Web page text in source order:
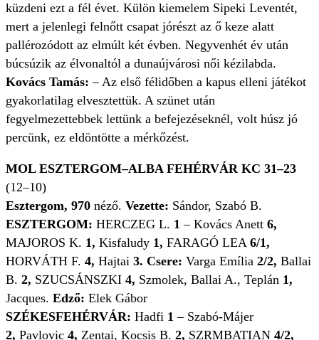
küzdeni ezt a fél évet. Külön kiemelem Sipeki Leventét,
mert a jelenlegi felnőtt csapat jórészt az ő keze alatt
pallérozódott az elmúlt két évben. Negyvenhét év után
búcsúzik az élvonaltól a dunaújvárosi női kézilabda.
Kovács Tamás: – Az első félidőben a kapus elleni játékot
gyakorlatilag elvesztettük. A szünet után
fegyelmezettebbek lettünk a befejezéseknél, volt húsz jó
percünk, ez eldöntötte a mérkőzést.
MOL ESZTERGOM–ALBA FEHÉRVÁR KC 31–23
(12–10)
Esztergom, 970 néző. Vezette: Sándor, Szabó B.
ESZTERGOM: HERCZEG L. 1 – Kovács Anett 6,
MAJOROS K. 1, Kisfaludy 1, FARAGÓ LEA 6/1,
HORVÁTH F. 4, Hajtai 3. Csere: Varga Emília 2/2, Ballai
B. 2, SZUCSÁNSZKI 4, Szmolek, Ballai A., Teplán 1,
Jacques. Edző: Elek Gábor
SZÉKESFEHÉRVÁR: Hadfi 1 – Szabó-Májer
2, Pavlovic 4, Zentai, Kocsis B. 2, SZRMBATIAN 4/2,